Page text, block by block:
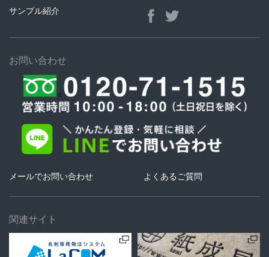
サンプル紹介
お問い合わせ
メールでお問い合わせ よくあるご質問
関連サイト